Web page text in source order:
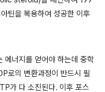
틴을 복용하여 성공한 이후
에너지를 얻어야 하는데 중학
로의 변환과정이 반드시 필
가 다 소진된다. 이후 포스